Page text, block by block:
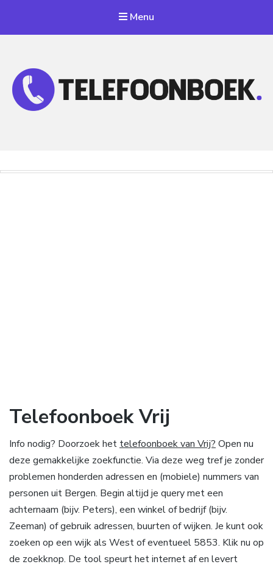
Menu
Telefoonboek Vrij
Info nodig? Doorzoek het telefoonboek van Vrij? Open nu
deze gemakkelijke zoekfunctie. Via deze weg tref je zonder
problemen honderden adressen en (mobiele) nummers van
personen uit Bergen. Begin altijd je query met een
achternaam (bijv. Peters), een winkel of bedrijf (bijv.
Zeeman) of gebruik adressen, buurten of wijken. Je kunt ook
zoeken op een wijk als West of eventueel 5853. Klik nu op
de zoekknop. De tool speurt het internet af en levert